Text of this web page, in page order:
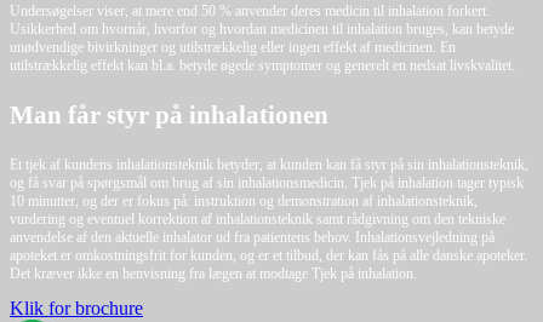
Undersøgelser viser, at mere end 50 % anvender deres medicin til inhalation forkert.
Usikkerhed om hvornår, hvorfor og hvordan medicinen til inhalation bruges, kan betyde
unødvendige bivirkninger og utilstrækkelig eller ingen effekt af medicinen. En
utilstrækkelig effekt kan bl.a. betyde øgede symptomer og generelt en nedsat livskvalitet.
Man får styr på inhalationen
Et tjek af kundens inhalationsteknik betyder, at kunden kan få styr på sin inhalationsteknik,
og få svar på spørgsmål om brug af sin inhalationsmedicin. Tjek på inhalation tager typisk
10 minutter, og der er fokus på: instruktion og demonstration af inhalationsteknik,
vurdering og eventuel korrektion af inhalationsteknik samt rådgivning om den tekniske
anvendelse af den aktuelle inhalator ud fra patientens behov. Inhalationsvejledning på
apoteket er omkostningsfrit for kunden, og er et tilbud, der kan fås på alle danske apoteker.
Det kræver ikke en henvisning fra lægen at modtage Tjek på inhalation.
Klik for brochure